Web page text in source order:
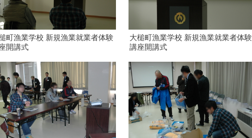
町漁業学校 新規漁業就業者体験
開講式
大槌町漁業学校 新規漁業就業者体験
講座開講式